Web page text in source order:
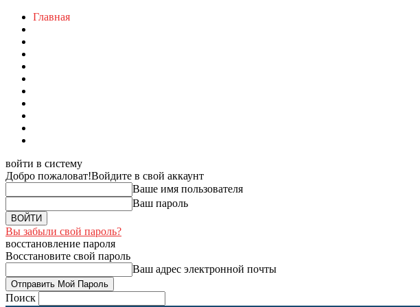
Главная
войти в систему
Добро пожаловат!Войдите в свой аккаунт
Ваше имя пользователя
Ваш пароль
Вы забыли свой пароль?
восстановление пароля
Восстановите свой пароль
Ваш адрес электронной почты
Поиск